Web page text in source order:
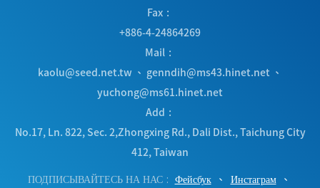
Fax
+886-4-24864269
Mail
kaolu@seed.net.tw 、 genndih@ms43.hinet.net 、
yuchong@ms61.hinet.net
Add
No.17, Ln. 822, Sec. 2,Zhongxing Rd., Dali Dist., Taichung City
412, Taiwan
ПОДПИСЫВАЙТЕСЬ НА НАС
Фейсбук
Инстаграм